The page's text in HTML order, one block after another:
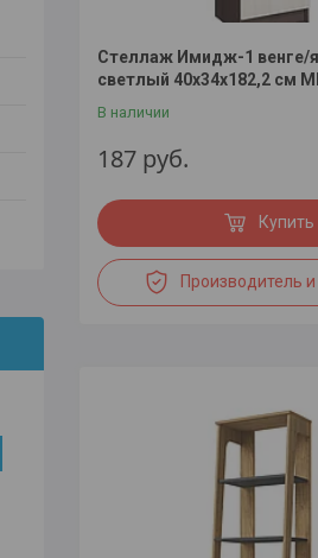
Стеллаж Имидж-1 венге/
светлый 40х34х182,2 см
В наличии
187 руб.
Купить
Производитель